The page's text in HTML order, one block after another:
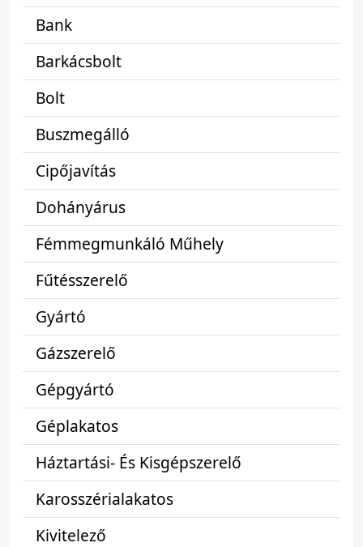
Bank
Barkácsbolt
Bolt
Buszmegálló
Cipőjavítás
Dohányárus
Fémmegmunkáló Műhely
Fűtésszerelő
Gyártó
Gázszerelő
Gépgyártó
Géplakatos
Háztartási- És Kisgépszerelő
Karosszérialakatos
Kivitelező